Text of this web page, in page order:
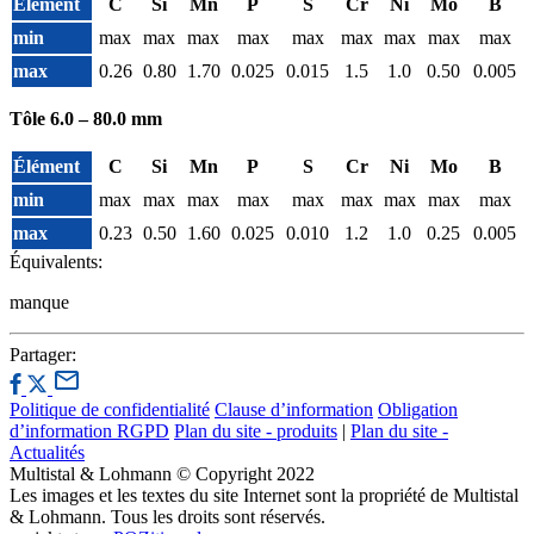
Élément C Si Mn P S Cr Ni Mo
B
min
max max max max max max max max
max
max
0.26 0.80 1.70 0.025 0.015 1.5 1.0 0.50 0.005
Tôle 6.0 – 80.0 mm
Élément C Si Mn P S Cr Ni Mo
B
min
max max max max max max max max
max
max
0.23 0.50 1.60 0.025 0.010 1.2 1.0 0.25
0.005
Équivalents:
manque
Partager:
Politique de confidentialité Clause d’information Obligation
d’information RGPD Plan du site - produits | Plan du site -
Actualités
Multistal & Lohmann © Copyright 2022
Les images et les textes du site Internet sont la propriété de Multistal
& Lohmann. Tous les droits sont réservés.